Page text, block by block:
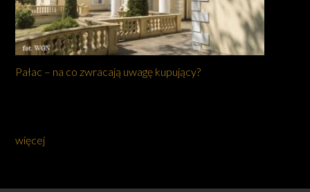
Pałac – na co zwracają uwagę kupujący?
więcej